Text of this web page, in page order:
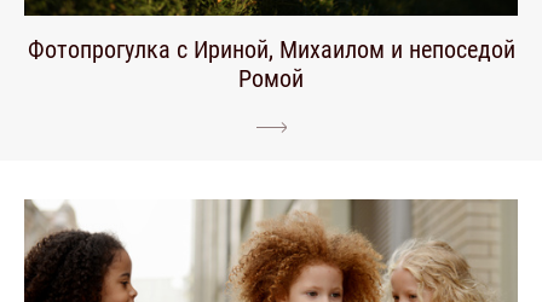
Фотопрогулка с Ириной, Михаилом и непоседой
Ромой